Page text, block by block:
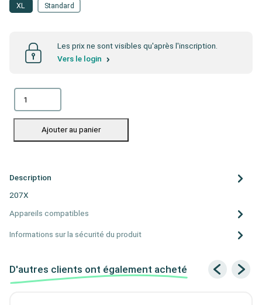
XL Standard
Les prix ne sont visibles qu'après l'inscription.
Vers le login
Ajouter au panier
Description
207X
Appareils compatibles
Informations sur la sécurité du produit
D'autres clients ont également acheté